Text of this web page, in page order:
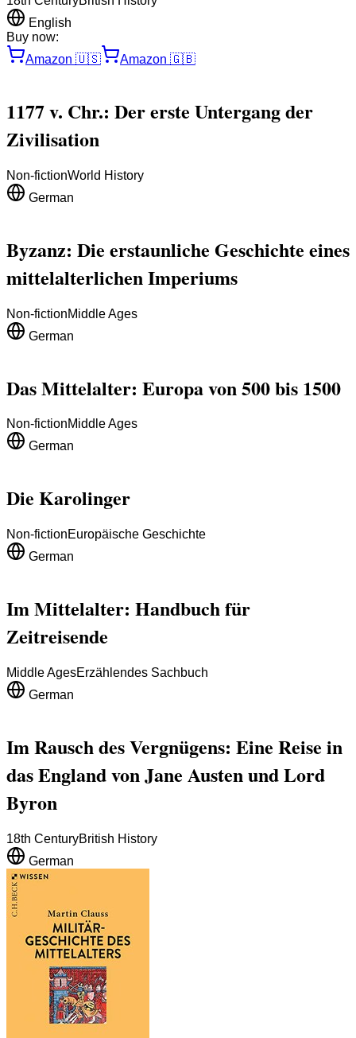
English
Buy now:
Amazon 🇺🇸 Amazon 🇬🇧
1177 v. Chr.: Der erste Untergang der
Zivilisation
Non-fictionWorld History
German
Byzanz: Die erstaunliche Geschichte eines
mittelalterlichen Imperiums
Non-fictionMiddle Ages
German
Das Mittelalter: Europa von 500 bis 1500
Non-fictionMiddle Ages
German
Die Karolinger
Non-fictionEuropäische Geschichte
German
Im Mittelalter: Handbuch für
Zeitreisende
Middle AgesErzählendes Sachbuch
German
Im Rausch des Vergnügens: Eine Reise in
das England von Jane Austen und Lord
Byron
18th CenturyBritish History
German